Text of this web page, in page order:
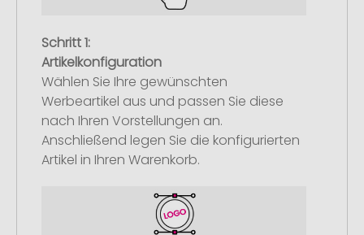
Schritt 1:
Artikelkonfiguration
Wählen Sie Ihre gewünschten
Werbeartikel aus und passen Sie diese
nach Ihren Vorstellungen an.
Anschließend legen Sie die konfigurierten
Artikel in Ihren Warenkorb.